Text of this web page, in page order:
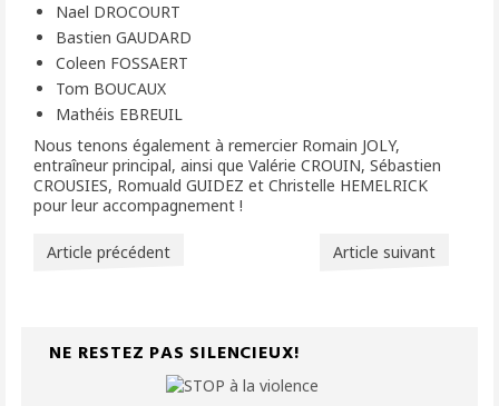
Nael DROCOURT
Bastien GAUDARD
Coleen FOSSAERT
Tom BOUCAUX
Mathéis EBREUIL
Nous tenons également à remercier Romain JOLY,
entraîneur principal, ainsi que Valérie CROUIN, Sébastien
CROUSIES, Romuald GUIDEZ et Christelle HEMELRICK
pour leur accompagnement !
Article précédent Article suivant
NE RESTEZ PAS SILENCIEUX!